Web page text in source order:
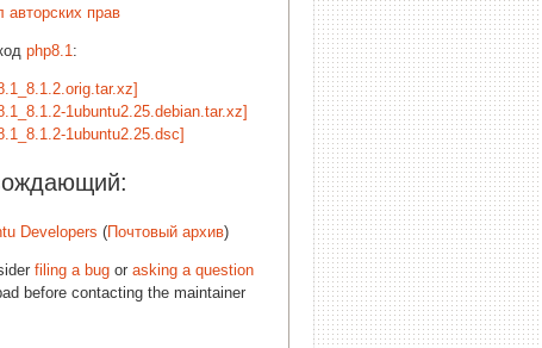
авторских прав
php8.1 :
1ubuntu2.25.debian.tar.xz]
1ubuntu2.25.dsc]
Developers (Почтовый архив)
filing a bug or asking a question
before contacting the maintainer